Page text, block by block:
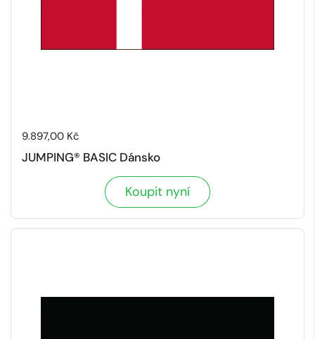
Cena:
9.897,00 Kč
JUMPING® BASIC Dánsko
Koupit nyní